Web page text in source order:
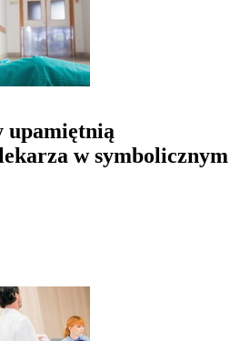
upamiętnią
w symbolicznym